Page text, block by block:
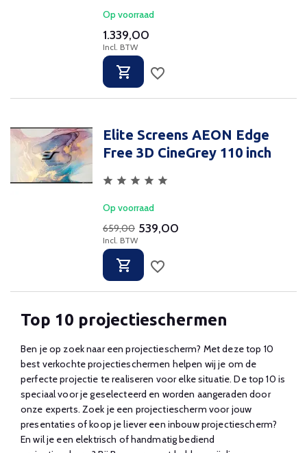
Op voorraad
1.339,00
Incl. BTW
Elite Screens AEON Edge
Free 3D CineGrey 110 inch
Op voorraad
659,00 539,00
Incl. BTW
Top 10 projectieschermen
Ben je op zoek naar een projectiescherm? Met deze top 10
best verkochte projectieschermen helpen wij je om de
perfecte projectie te realiseren voor elke situatie. De top 10 is
speciaal voor je geselecteerd en worden aangeraden door
onze experts. Zoek je een projectiescherm voor jouw
presentaties of koop je liever een inbouw projectiescherm?
En wil je een elektrisch of handmatig bediend